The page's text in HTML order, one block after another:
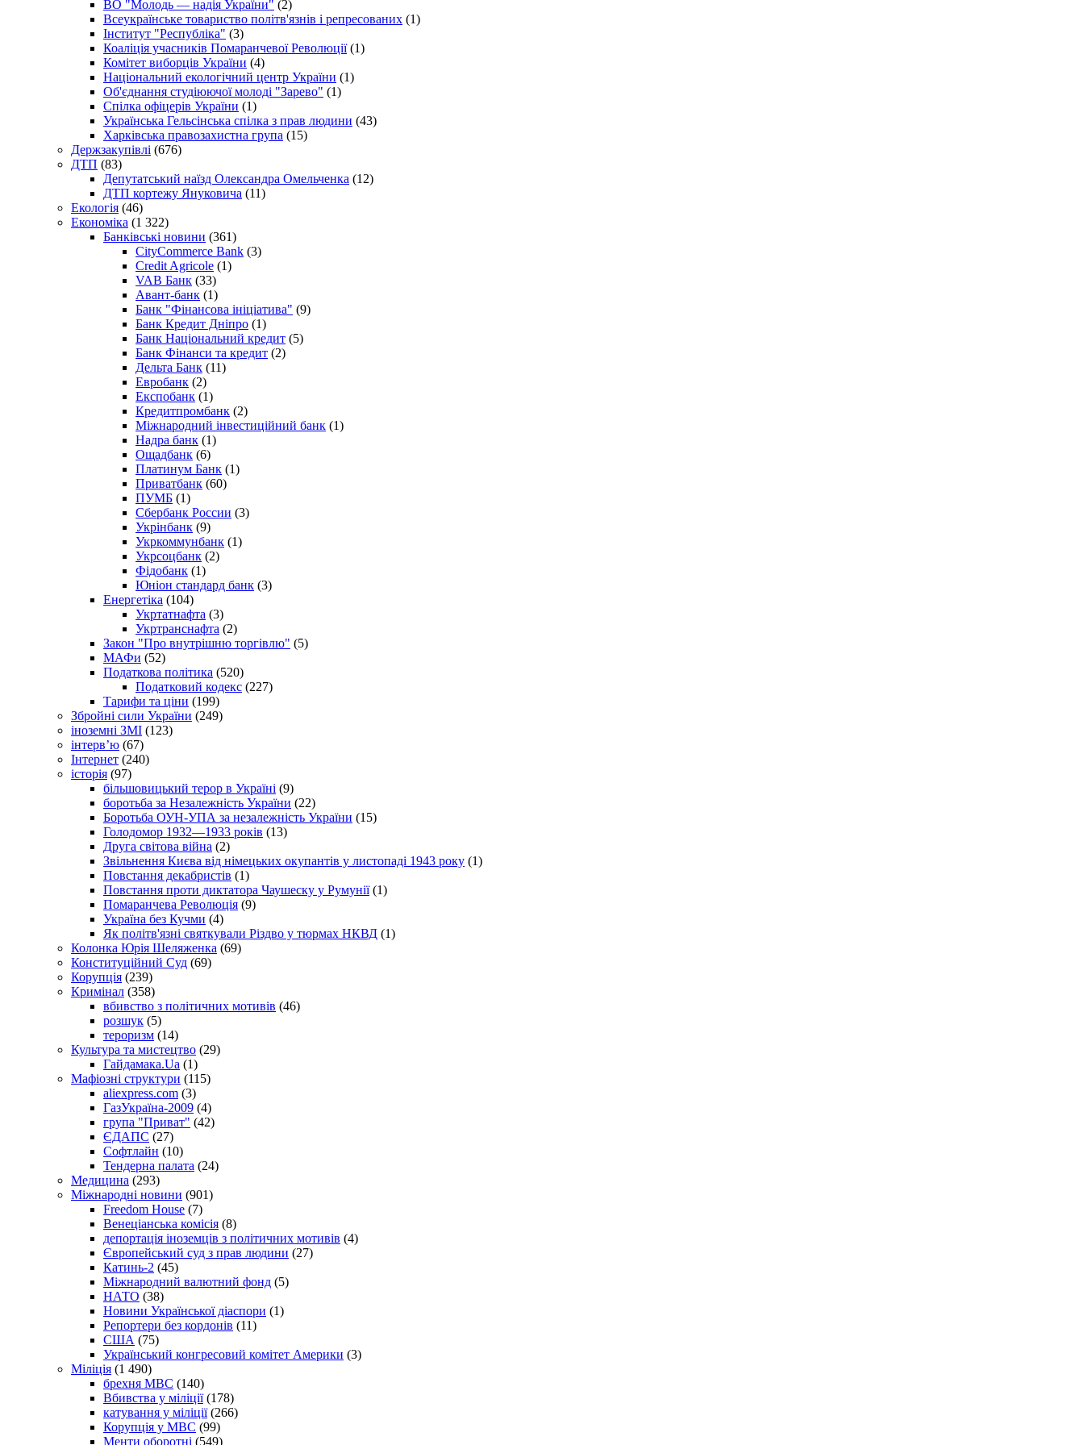
ВО "Молодь — надія України" (2)
Всеукраїнське товариство політв'язнів і репресованих (1)
Інститут "Республіка" (3)
Коаліція учасників Помаранчевої Революції(1)
Комітет виборців України (4)
Національний екологічний центр України (1)
Об'єднання студіюючої молоді "Зарево" (1)
Спілка офіцерів України (1)
Українська Гельсінська спілка з прав людини (43)
Харківська правозахистна група (15)
Держзакупівлі (676)
ДТП (83)
Депутатський наїзд Олександра Омельченка (12)
ДТП кортежу Януковича (11)
Екологія (46)
Економіка (1 322)
Банківські новини (361)
CityCommerce Bank (3)
Credit Agricole (1)
VAB Банк (33)
Авант-банк (1)
Банк "Фінансова ініціатива" (9)
Банк Кредит Дніпро (1)
Банк Національний кредит (5)
Банк Фінанси та кредит (2)
Дельта Банк (11)
Евробанк (2)
Експобанк (1)
Кредитпромбанк (2)
Міжнародний інвестиційний банк (1)
Надра банк (1)
Ощадбанк (6)
Платинум Банк (1)
Приватбанк (60)
ПУМБ (1)
Сбербанк России (3)
Укрінбанк (9)
Укркоммунбанк (1)
Укрсоцбанк (2)
Фідобанк (1)
Юніон стандард банк (3)
Енергетіка (104)
Укртатнафта (3)
Укртранснафта (2)
Закон "Про внутрішню торгівлю" (5)
МАФи (52)
Податкова політика (520)
Податковий кодекс (227)
Тарифи та ціни (199)
Збройні сили України (249)
іноземні ЗМІ (123)
інтерв’ю (67)
Інтернет (240)
історія (97)
більшовицький терор в Україні (9)
боротьба за Незалежність України (22)
Боротьба ОУН-УПА за незалежність України (15)
Голодомор 1932—1933 років (13)
Друга світова війна (2)
Звільнення Києва від німецьких окупантів у листопаді 1943 року (1)
Повстання декабристів (1)
Повстання проти диктатора Чаушеску у Румунії(1)
Помаранчева Революція (9)
Україна без Кучми (4)
Як політв'язні святкували Різдво у тюрмах НКВД (1)
Колонка Юрія Шеляженка (69)
Конституційний Суд (69)
Корупція (239)
Кримінал (358)
вбивство з політичних мотивів (46)
розшук (5)
тероризм (14)
Культура та мистецтво (29)
Гайдамака.Ua (1)
Мафіозні структури (115)
aliexpress.com (3)
ГазУкраїна-2009 (4)
група "Приват" (42)
ЄДАПС (27)
Софтлайн (10)
Тендерна палата (24)
Медицина (293)
Міжнародні новини (901)
Freedom House (7)
Венеціанська комісія (8)
депортація іноземців з політичних мотивів (4)
Європейський суд з прав людини (27)
Катинь-2 (45)
Міжнародний валютний фонд (5)
НАТО (38)
Новини Української діаспори (1)
Репортери без кордонів (11)
США (75)
Український конгресовий комітет Америки (3)
Міліція (1 490)
брехня МВС (140)
Вбивства у міліції(178)
катування у міліції(266)
Корупція у МВС (99)
Менти оборотні (549)